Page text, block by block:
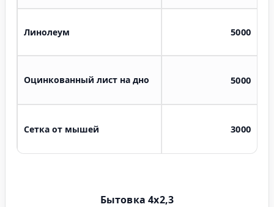
Линолеум 5000
Оцинкованный лист на дно 5000
Сетка от мышей 3000
Бытовка 4х2,3